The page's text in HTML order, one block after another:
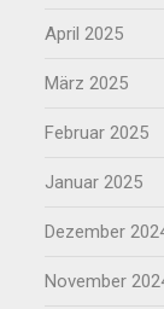
April 2025
März 2025
Februar 2025
Januar 2025
Dezember
November